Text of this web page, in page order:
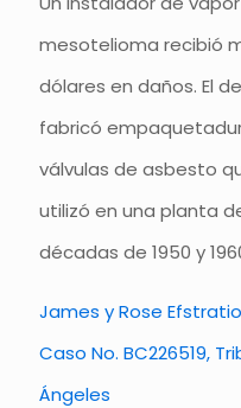
mesotelioma recibió
dólares en daños. El
fabricó
válvulas de asbesto
utilizó en una planta
décadas de 1950 y
James y Rose
Caso No. BC226519,
Ángeles